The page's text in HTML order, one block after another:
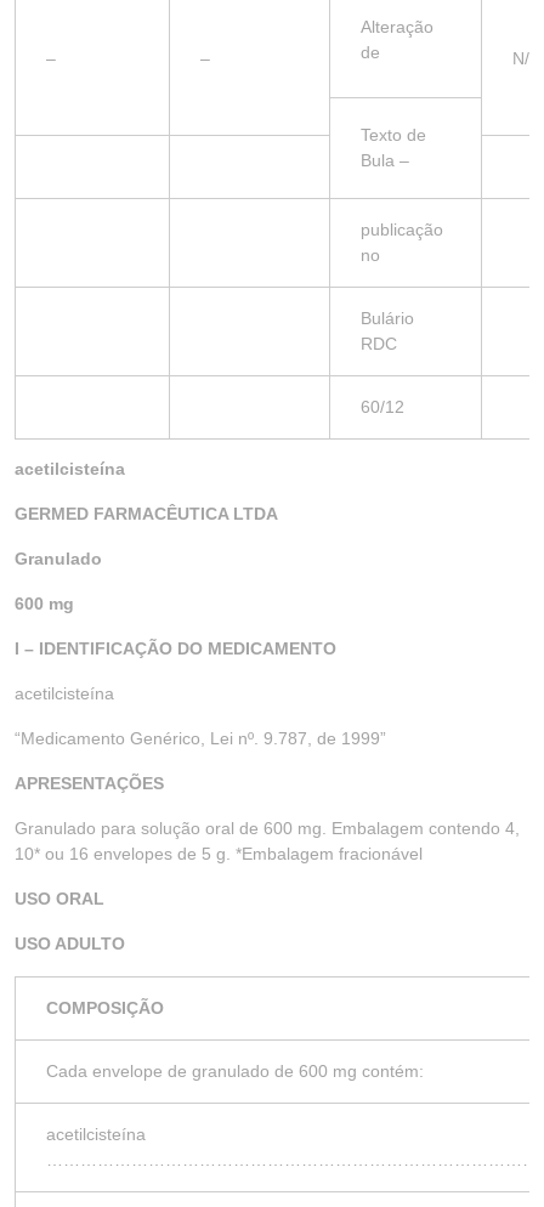
– –
Alteração
de
N/A
Texto de
Bula –
publicação
no
Bulário
RDC
60/12
acetilcisteína
GERMED FARMACÊUTICA LTDA
Granulado
600 mg
I – IDENTIFICAÇÃO DO MEDICAMENTO
acetilcisteína
“Medicamento Genérico, Lei nº. 9.787, de 1999”
APRESENTAÇÕES
Granulado para solução oral de 600 mg. Embalagem contendo 4,
10* ou 16 envelopes de 5 g. *Embalagem fracionável
USO ORAL
USO ADULTO
COMPOSIÇÃO
Cada envelope de granulado de 600 mg contém:
acetilcisteína